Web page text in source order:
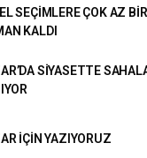
SEÇİMLERE ÇOK AZ BİR
KALDI
SİYASETTE
İÇİN YAZIYORUZ